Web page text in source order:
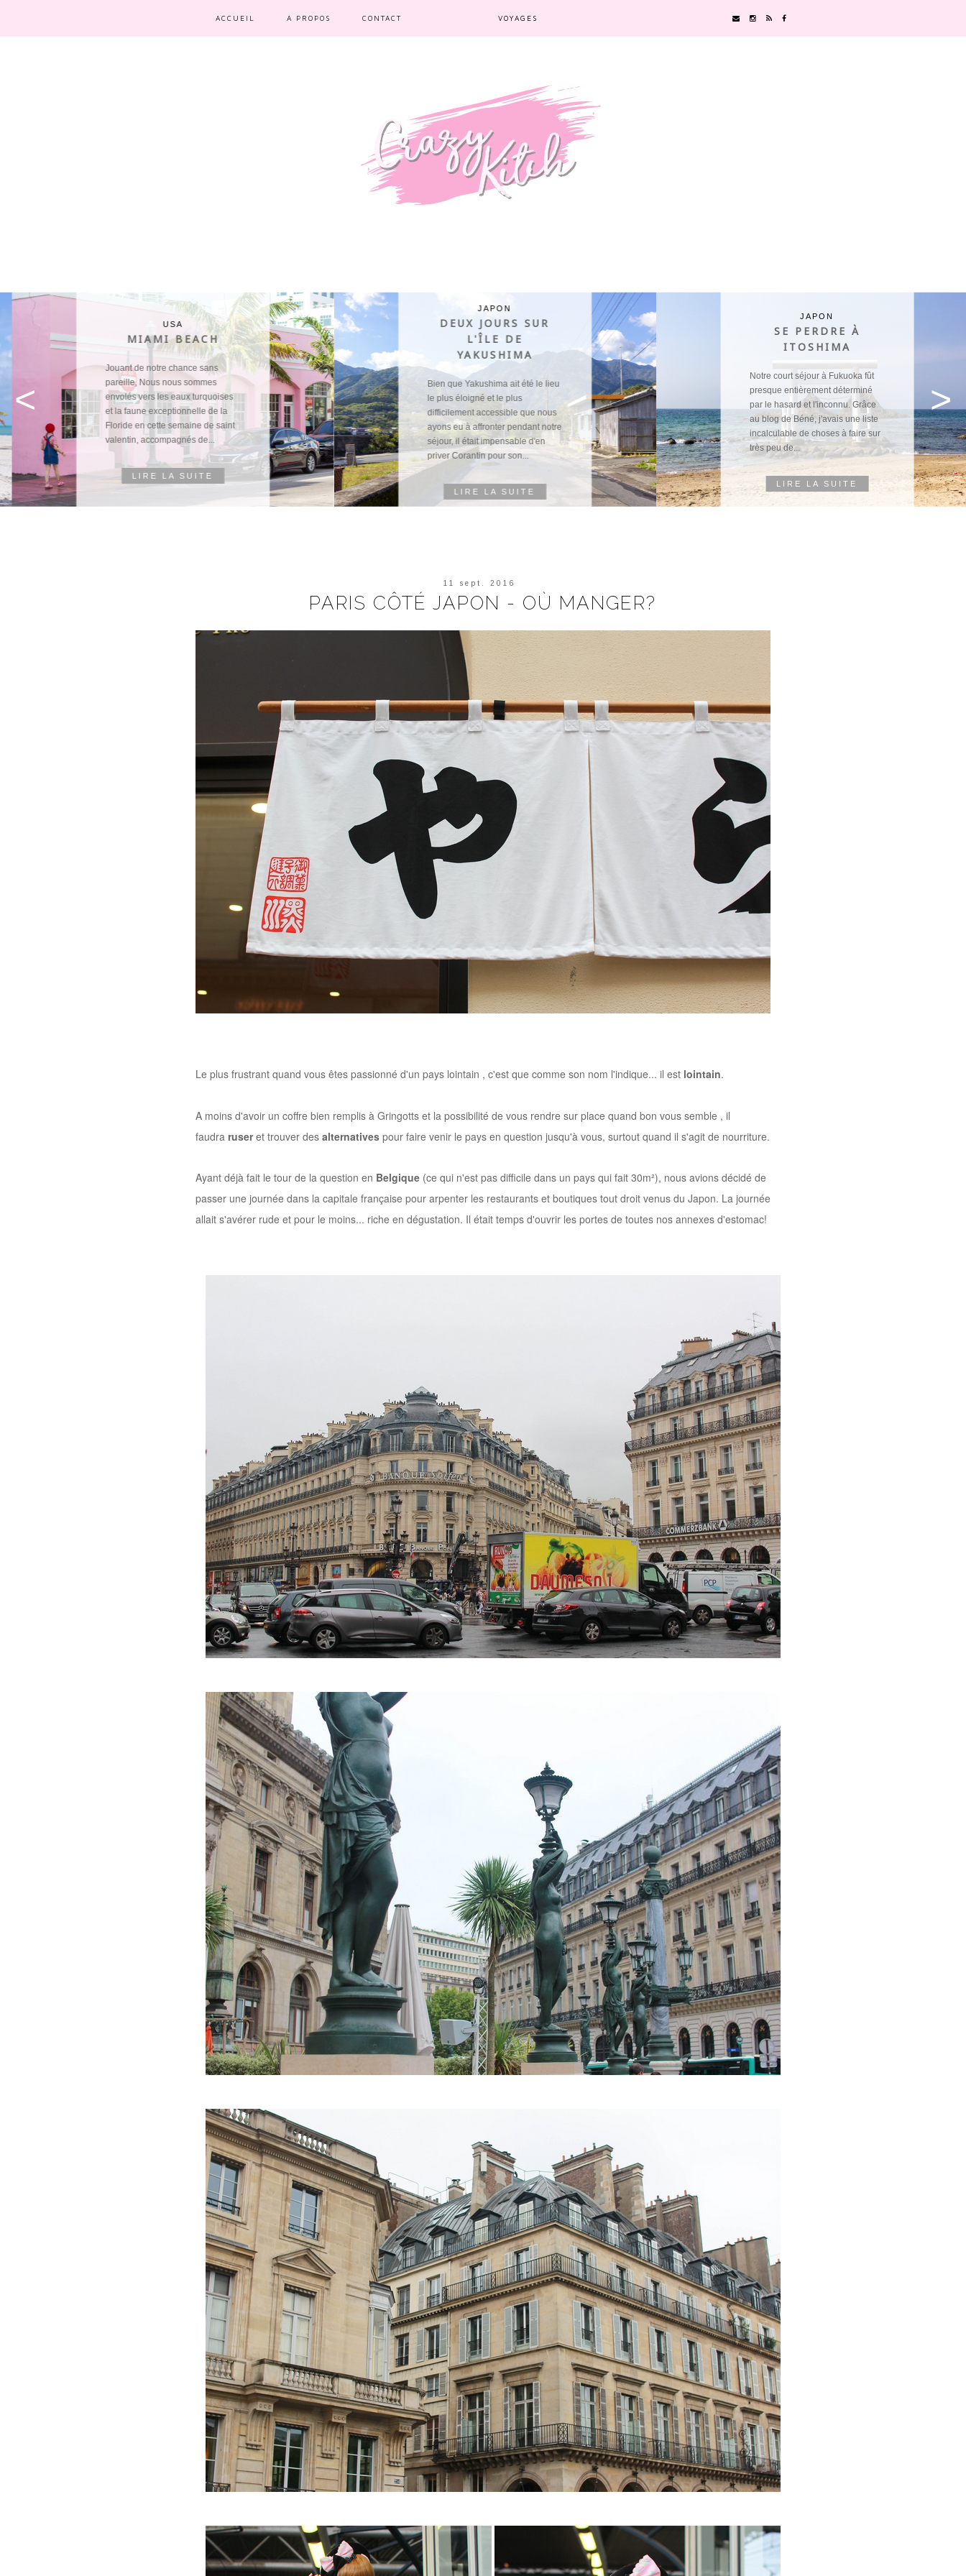
ACCUEIL A PROPOS CONTACT VOYAGES
USA
MIAMI BEACH
Jouant de notre chance sans
pareille, Nous nous sommes
envolés vers les eaux turquoises
et la faune exceptionnelle de la
Floride en cette semaine de saint
valentin, accompagnés de...
LIRE LA SUITE
JAPON
DEUX JOURS SUR
L'ÎLE DE
YAKUSHIMA
Bien que Yakushima ait été le lieu
le plus éloigné et le plus
difficilement accessible que nous
ayons eu à affronter pendant notre
séjour, il était impensable d'en
priver Corantin pour son...
LIRE LA SUITE
JAPON
SE PERDRE À
ITOSHIMA
Notre court séjour à Fukuoka fût
presque entièrement déterminé
par le hasard et l'inconnu. Grâce
au blog de Béné, j'avais une liste
incalculable de choses à faire sur
très peu de...
LIRE LA SUITE
< >
11 sept. 2016
PARIS CÔTÉ JAPON - OÙ MANGER?
Le plus frustrant quand vous êtes passionné d'un pays lointain , c'est que comme son nom l'indique... il est lointain.
A moins d'avoir un coffre bien remplis à Gringottset la possibilité de vous rendre sur place quand bon vous semble , il
faudra ruseret trouver des alternativespour faire venir le pays en question jusqu'à vous, surtout quand il s'agit de nourriture.
Ayant déjà fait le tour de la question en Belgique (ce qui n'est pas difficile dans un pays qui fait 30m²), nous avions décidé de
passer une journée dans la capitale française pour arpenter les restaurants et boutiques tout droit venus du Japon. La journée
allait s'avérer rude et pour le moins... riche en dégustation. Il était temps d'ouvrir les portes de toutes nos annexes d'estomac!